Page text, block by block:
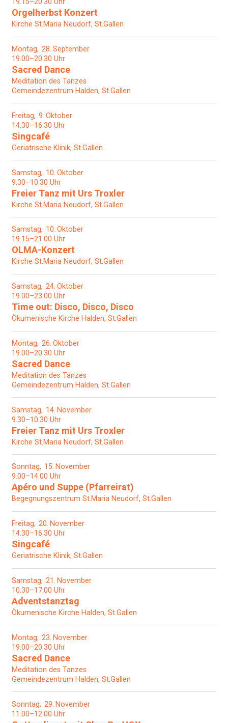
19.15–20.30 Uhr
Orgelherbst Konzert
Kirche St.Maria Neudorf, St.Gallen
Montag 28 September
19.00–20.30 Uhr
Sacred Dance
Meditation des Tanzes
Gemeindezentrum Halden, St.Gallen
Freitag 9 Oktober
14.30–16.30 Uhr
Singcafé
Geriatrische Klinik, St.Gallen
Samstag 10 Oktober
9.30–10.30 Uhr
Freier Tanz mit Urs Troxler
Kirche St.Maria Neudorf, St.Gallen
Samstag 10 Oktober
19.15–21.00 Uhr
OLMA-Konzert
Kirche St.Maria Neudorf, St.Gallen
Samstag 24 Oktober
19.00–23.00 Uhr
Time out: Disco, Disco, Disco
Ökumenische Kirche Halden, St.Gallen
Montag 26 Oktober
19.00–20.30 Uhr
Sacred Dance
Meditation des Tanzes
Gemeindezentrum Halden, St.Gallen
Samstag 14 November
9.30–10.30 Uhr
Freier Tanz mit Urs Troxler
Kirche St.Maria Neudorf, St.Gallen
Sonntag 15 November
9.00–14.00 Uhr
Apéro und Suppe (Pfarreirat)
Begegnungszentrum St.Maria Neudorf, St.Gallen
Freitag 20 November
14.30–16.30 Uhr
Singcafé
Geriatrische Klinik, St.Gallen
Samstag 21
November
10.30–17.00 Uhr
Adventstanztag
Ökumenische Kirche Halden, St.Gallen
Montag 23 November
19.00–20.30 Uhr
Sacred Dance
Meditation des Tanzes
Gemeindezentrum Halden, St.Gallen
Sonntag 29 November
11.00–12.00 Uhr